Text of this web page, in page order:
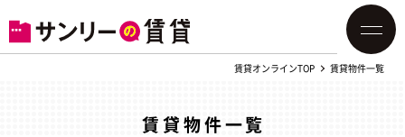
賃貸オンラインTOP 賃貸物件一覧
賃貸物件一覧